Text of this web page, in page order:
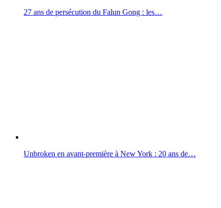
27 ans de persécution du Falun Gong : les…
Unbroken en avant-première à New York : 20 ans de…